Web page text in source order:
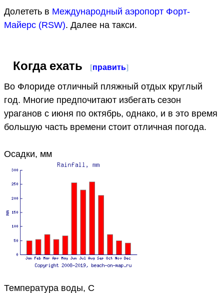
Долететь в Международный аэропорт Форт-
Майерс (RSW). Далее на такси.
Когда ехать [править]
Во Флориде отличный пляжный отдых круглый
год. Многие предпочитают избегать сезон
ураганов с июня по октябрь, однако, и в это время
большую часть времени стоит отличная погода.
Осадки, мм
Температура воды, C